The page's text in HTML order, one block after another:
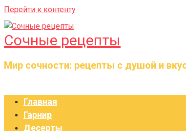
Перейти к контенту
Сочные рецепты
Мир сочности: рецепты с душой и
Главная
Гарнир
Десерты